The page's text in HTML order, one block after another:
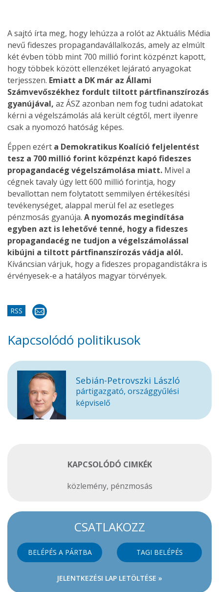
A sajtó írta meg, hogy lehúzza a rolót az Aktuális Média
nevű fideszes propagandavállalkozás, amely az elmúlt
két évben több mint 700 millió forint közpénzt kapott,
hogy többek között ellenzéket lejárató anyagokat
terjesszen. Emiatt a DK már az Állami
Számvevőszékhez fordult tiltott pártfinanszírozás
gyanújával, az ÁSZ azonban nem fog tudni adatokat
kérni a végelszámolás alá került cégtől, mert ilyenre
csak a nyomozó hatóság képes.
Éppen ezért a Demokratikus Koalíció feljelentést
tesz a 700 millió forint közpénzt kapó fideszes
propagandacég végelszámolása miatt. Mivel a
cégnek tavaly úgy lett 600 millió forintja, hogy
bevallottan nem folytatott semmilyen értékesítési
tevékenységet, alappal merül fel az esetleges
pénzmosás gyanúja. A nyomozás megindítása
egyben azt is lehetővé tenné, hogy a fideszes
propagandacég ne tudjon a végelszámolással
kibújni a tiltott pártfinanszírozás vádja alól.
Kíváncsian várjuk, hogy a fideszes propagandistákra is
érvényesek-e a hatályos magyar törvények.
RSS
Kapcsolódó politikusok
Sebián-Petrovszki László
pártigazgató, országgyűlési
képviselő
KAPCSOLÓDÓ CIMKÉK
közlemény, pénzmosás
CSATLAKOZZ
BELÉPÉS A PÁRTBA TAGI BELÉPÉS
JELENTKEZÉSI LAP LETÖLTÉSE »